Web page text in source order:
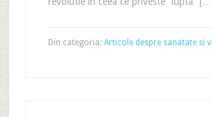
Din categoria: Articole despre sanatate si